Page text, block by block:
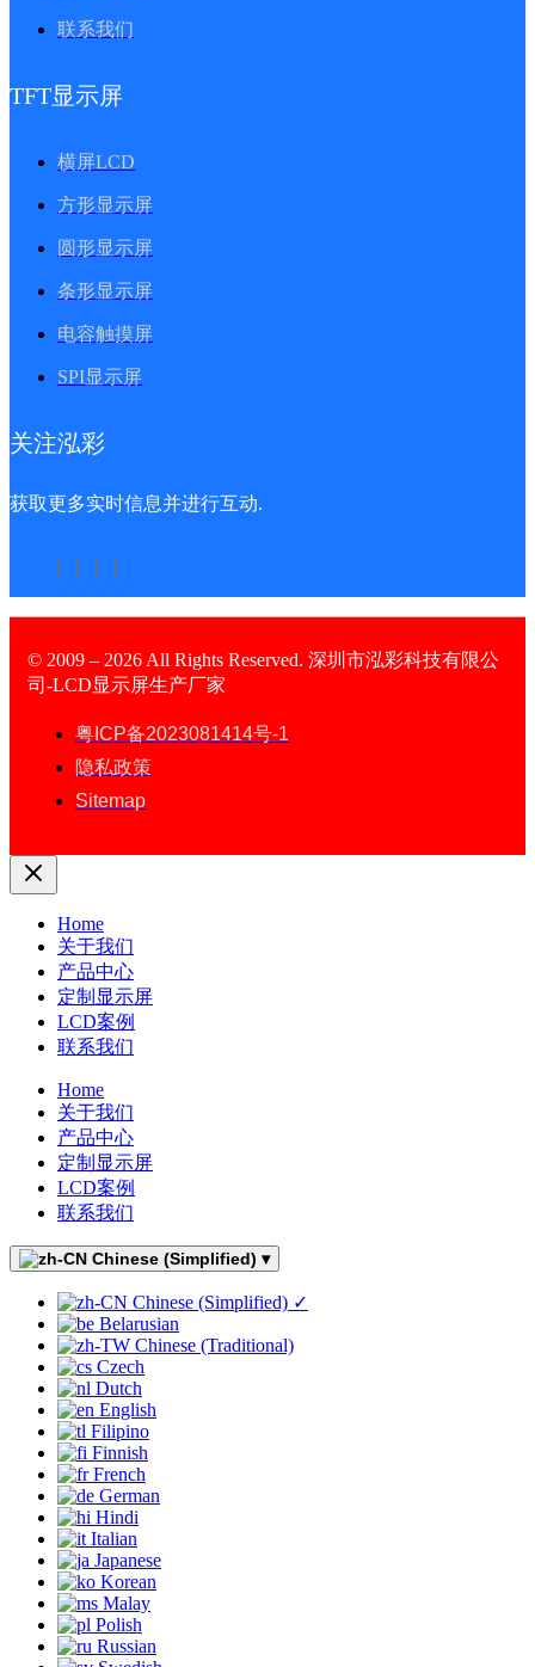
联系我们
TFT显示屏
横屏LCD
方形显示屏
圆形显示屏
条形显示屏
电容触摸屏
SPI显示屏
关注泓彩
获取更多实时信息并进行互动.
© 2009 – 2026 All Rights Reserved. 深圳市泓彩科技有限公
司-LCD显示屏生产厂家
粤ICP备2023081414号-1
隐私政策
Sitemap
Home
关于我们
产品中心
定制显示屏
LCD案例
联系我们
Home
关于我们
产品中心
定制显示屏
LCD案例
联系我们
Chinese (Simplified) ▾
Chinese (Simplified) ✓
Belarusian
Chinese (Traditional)
Czech
Dutch
English
Filipino
Finnish
French
German
Hindi
Italian
Japanese
Korean
Malay
Polish
Russian